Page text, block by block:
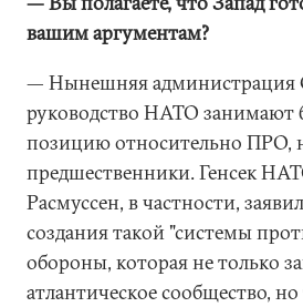
вашим аргументам?
— Нынешняя
руководство НАТО занимают
позицию относительно ПРО,
предшественники. Генсек
Расмуссен, в частности,
создания такой "системы
обороны, которая не только
атлантическое сообщество,